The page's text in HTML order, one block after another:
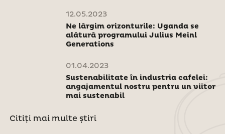
12.05.2023
Ne lărgim orizonturile: Uganda se
alătură programului Julius Meinl
Generations
01.04.2023
Sustenabilitate în industria cafelei:
angajamentul nostru pentru un viitor
mai sustenabil
Citiți mai multe știri